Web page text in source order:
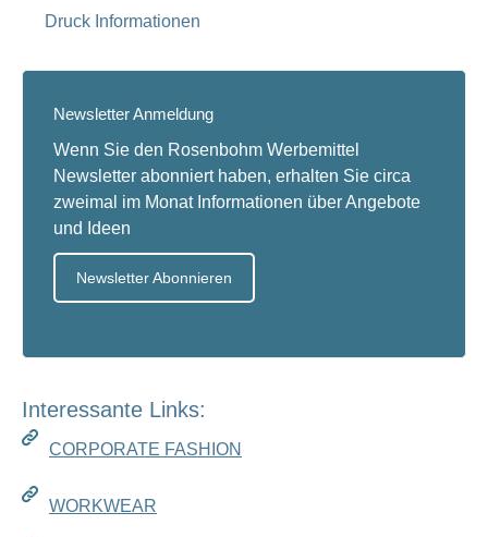
Druck Informationen
Newsletter Anmeldung
Wenn Sie den Rosenbohm Werbemittel
Newsletter abonniert haben, erhalten Sie circa
zweimal im Monat Informationen über Angebote
und Ideen
Newsletter Abonnieren
Interessante Links:
CORPORATE FASHION
WORKWEAR